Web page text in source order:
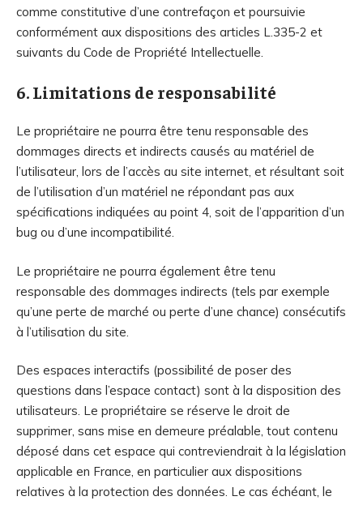
comme constitutive d’une contrefaçon et poursuivie
conformément aux dispositions des articles L.335-2 et
suivants du Code de Propriété Intellectuelle.
6. Limitations de responsabilité
Le propriétaire ne pourra être tenu responsable des
dommages directs et indirects causés au matériel de
l’utilisateur, lors de l’accès au site internet, et résultant soit
de l’utilisation d’un matériel ne répondant pas aux
spécifications indiquées au point 4, soit de l’apparition d’un
bug ou d’une incompatibilité.
Le propriétaire ne pourra également être tenu
responsable des dommages indirects (tels par exemple
qu’une perte de marché ou perte d’une chance) consécutifs
à l’utilisation du site.
Des espaces interactifs (possibilité de poser des
questions dans l’espace contact) sont à la disposition des
utilisateurs. Le propriétaire se réserve le droit de
supprimer, sans mise en demeure préalable, tout contenu
déposé dans cet espace qui contreviendrait à la législation
applicable en France, en particulier aux dispositions
relatives à la protection des données. Le cas échéant, le